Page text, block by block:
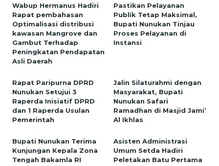
Wabup Hermanus Hadiri
Rapat pembahasan
Optimalisasi distribusi
kawasan Mangrove dan
Gambut Terhadap
Peningkatan Pendapatan
Asli Daerah
Pastikan Pelayanan
Publik Tetap Maksimal,
Bupati Nunukan Tinjau
Proses Pelayanan di
Instansi
Rapat Paripurna DPRD
Nunukan Setujui 3
Raperda Inisiatif DPRD
dan 1 Raperda Usulan
Pemerintah
Jalin Silaturahmi dengan
Masyarakat, Bupati
Nunukan Safari
Ramadhan di Masjid Jami’
Al Ikhlas
Bupati Nunukan Terima
Kunjungan Kepala Zona
Tengah Bakamla RI
Asisten Administrasi
Umum Setda Hadiri
Peletakan Batu Pertama